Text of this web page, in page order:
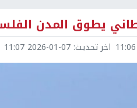
اخر تحديث: 2026-01-07 11:07